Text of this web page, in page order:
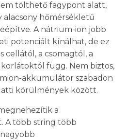
tölthető fagypont alatt,
alacsony hőmérsékletű
A nátrium-ion jobb
potenciált kínálhat, de ez
cellától, a csomagtól, a
korlátoktól függ. Nem biztos,
akkumulátor szabadon
körülmények között.
a
A több string több